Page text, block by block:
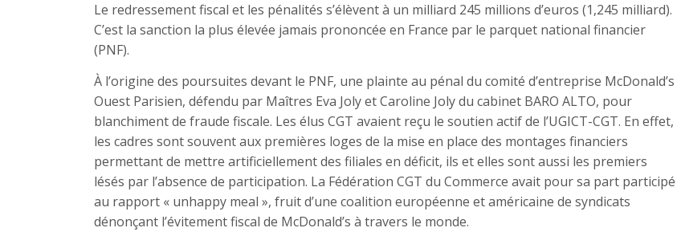
Le redressement fiscal et les pénalités s’élèvent à un milliard 245 millions d’euros (1,245 milliard).
C’est la sanction la plus élevée jamais prononcée en France par le parquet national financier
(PNF).
À l’origine des poursuites devant le PNF, une plainte au pénal du comité d’entreprise McDonald’s
Ouest Parisien, défendu par Maîtres Eva Joly et Caroline Joly du cabinet BARO ALTO, pour
blanchiment de fraude fiscale. Les élus CGT avaient reçu le soutien actif de l’UGICT-CGT. En effet,
les cadres sont souvent aux premières loges de la mise en place des montages financiers
permettant de mettre artificiellement des filiales en déficit, ils et elles sont aussi les premiers
lésés par l’absence de participation. La Fédération CGT du Commerce avait pour sa part participé
au rapport « unhappy meal », fruit d’une coalition européenne et américaine de syndicats
dénonçant l’évitement fiscal de McDonald’s à travers le monde.